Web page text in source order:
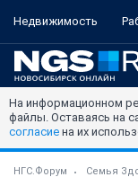
Недвижимость
На информационном
файлы. Оставаясь на
согласие на их
НГС.Форум Семья